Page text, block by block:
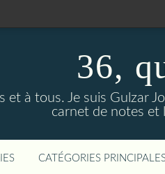
36,
et à tous. Je suis Gulzar
carnet de notes et
CATÉGORIES